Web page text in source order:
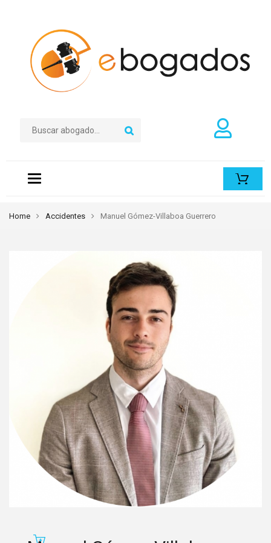
Toggle
navigation
Home Accidentes Manuel Gómez-Villaboa Guerrero